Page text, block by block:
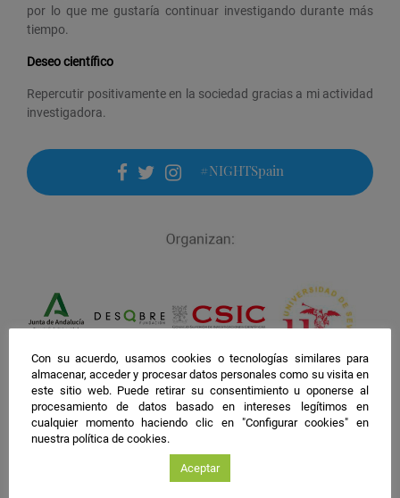
por lo que me gustaría continuar investigando durante más
tiempo.
Deseo científico
Repercutir positivamente en la sociedad gracias a mi actividad
investigadora.
facebook
twitter
instagram
#NIGHTSpain
Con su acuerdo, usamos cookies o tecnologías similares para
almacenar, acceder y procesar datos personales como su visita en
este sitio web. Puede retirar su consentimiento u oponerse al
procesamiento de datos basado en intereses legítimos en
cualquier momento haciendo clic en "Configurar cookies" en
nuestra política de cookies.
Aceptar